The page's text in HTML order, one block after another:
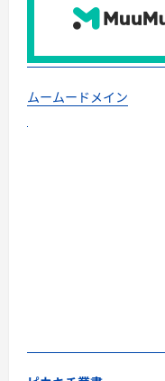
ムームードメイン